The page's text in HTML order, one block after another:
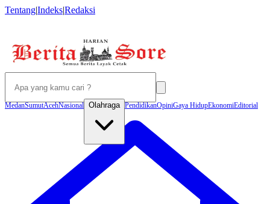
Tentang|Indeks|Redaksi
MedanSumutAcehNasional Olahraga PendidikanOpiniGaya HidupEkonomiEditorial